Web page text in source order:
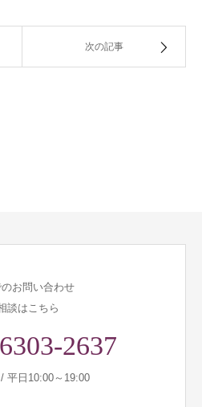
次の記事
お問い合わせ
談はこちら
2637
平日10:00～19:00